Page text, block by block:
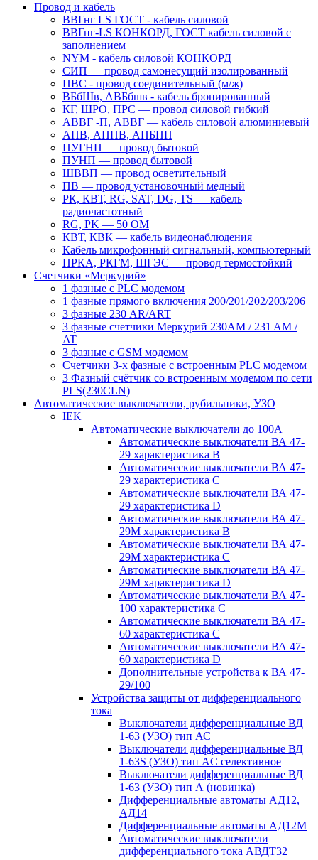
Провод и кабель
ВВГнг LS ГОСТ - кабель силовой
ВВГнг-LS КОНКОРД, ГОСТ кабель силовой с
заполнением
NYM - кабель силовой КОНКОРД
СИП ― провод самонесущий изолированный
ПВС - провод соединительный (м/ж)
ВБбШв, АВБбшв - кабель бронированный
КГ, ШРО, ПРС ― провод силовой гибкий
АВВГ -П, АВВГ ― кабель силовой алюминиевый
АПВ, АППВ, АПБПП
ПУГНП — провод бытовой
ПУНП — провод бытовой
ШВВП — провод осветительный
ПВ ― провод установочный медный
РК, КВТ, RG, SAT, DG, TS ― кабель
радиочастотный
RG, PK ― 50 ОМ
КВТ, КВК ― кабель видеонаблюдения
Кабель микрофонный сигнальный, компьютерный
ПРКА, РКГМ, ШГЭС ― провод термостойкий
Счетчики «Меркурий»
1 фазные с PLC модемом
1 фазные прямого включения 200/201/202/203/206
3 фазные 230 AR/ART
3 фазные счетчики Меркурий 230AM / 231 AM /
AT
3 фазные с GSM модемом
Счетчики 3-х фазные с встроенным PLC модемом
3 Фазный счётчик со встроенным модемом по сети
PLS(230CLN)
Автоматические выключатели, рубильники, УЗО
IEK
Автоматические выключатели до 100A
Автоматические выключатели ВА 47-
29 характеристика В
Автоматические выключатели ВА 47-
29 характеристика C
Автоматические выключатели ВА 47-
29 характеристика D
Автоматические выключатели ВА 47-
29M характеристика В
Автоматические выключатели ВА 47-
29M характеристика C
Автоматические выключатели ВА 47-
29M характеристика D
Автоматические выключатели ВА 47-
100 характеристика C
Автоматические выключатели ВА 47-
60 характеристика C
Автоматические выключатели ВА 47-
60 характеристика D
Дополнительные устройства к ВА 47-
29/100
Устройства защиты от дифференциального
тока
Выключатели дифференциальные ВД
1-63 (УЗО) тип АС
Выключатели дифференциальные ВД
1-63S (УЗО) тип АC селективное
Выключатели дифференциальные ВД
1-63 (УЗО) тип А (новинка)
Дифференциальные автоматы АД12,
АД14
Дифференциальные автоматы АД12М
Автоматические выключатели
дифференциального тока АВДТ32